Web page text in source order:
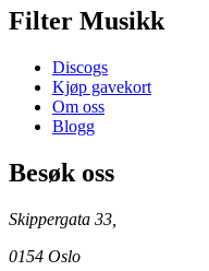
Filter Musikk
Discogs
Kjøp gavekort
Om oss
Blogg
Besøk oss
Skippergata 33,
0154 Oslo